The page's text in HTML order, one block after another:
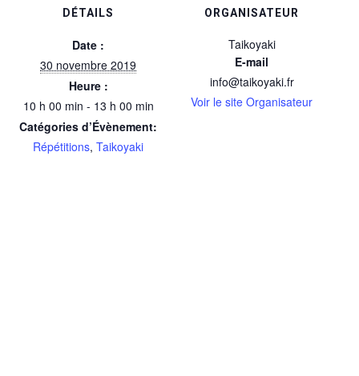
DÉTAILS
Date :
30 novembre 2019
Heure :
10 h 00 min - 13 h 00 min
Catégories d’Évènement:
Répétitions, Taikoyaki
ORGANISATEUR
Taikoyaki
E-mail
info@taikoyaki.fr
Voir le site Organisateur